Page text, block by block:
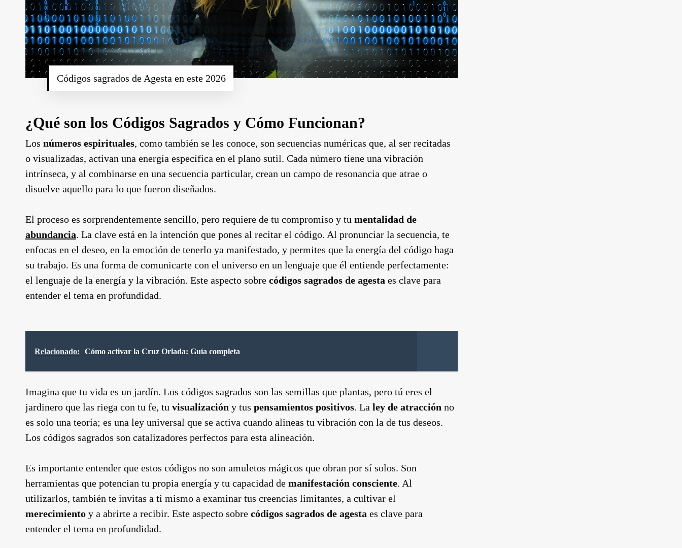
Códigos sagrados de Agesta en este 2026
¿Qué son los Códigos Sagrados y Cómo Funcionan?
Los números espirituales, como también se les conoce, son secuencias numéricas que, al ser recitadas
o visualizadas, activan una energía específica en el plano sutil. Cada número tiene una vibración
intrínseca, y al combinarse en una secuencia particular, crean un campo de resonancia que atrae o
disuelve aquello para lo que fueron diseñados.
El proceso es sorprendentemente sencillo, pero requiere de tu compromiso y tu mentalidad de
abundancia. La clave está en la intención que pones al recitar el código. Al pronunciar la secuencia, te
enfocas en el deseo, en la emoción de tenerlo ya manifestado, y permites que la energía del código haga
su trabajo. Es una forma de comunicarte con el universo en un lenguaje que él entiende perfectamente:
el lenguaje de la energía y la vibración. Este aspecto sobre códigos sagrados de agesta es clave para
entender el tema en profundidad.
Relacionado: Cómo activar la Cruz Orlada: Guía completa
Imagina que tu vida es un jardín. Los códigos sagrados son las semillas que plantas, pero tú eres el
jardinero que las riega con tu fe, tu visualización y tus pensamientos positivos. La ley de atracción no
es solo una teoría; es una ley universal que se activa cuando alineas tu vibración con la de tus deseos.
Los códigos sagrados son catalizadores perfectos para esta alineación.
Es importante entender que estos códigos no son amuletos mágicos que obran por sí solos. Son
herramientas que potencian tu propia energía y tu capacidad de manifestación consciente. Al
utilizarlos, también te invitas a ti mismo a examinar tus creencias limitantes, a cultivar el
merecimiento y a abrirte a recibir. Este aspecto sobre códigos sagrados de agesta es clave para
entender el tema en profundidad.